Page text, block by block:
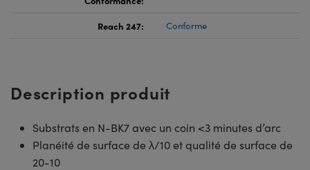
Reach 247: Conforme
Description produit
Substrats en N-BK7 avec un coin <3 minutes d’arc
Planéité de surface de λ/10 et qualité de surface de
20-10